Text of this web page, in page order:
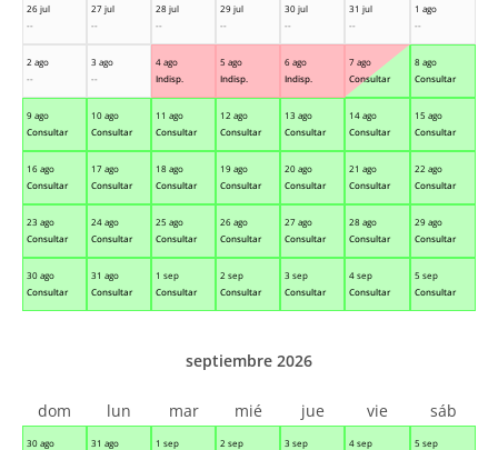
26 jul
--
27 jul
--
28 jul
--
29 jul
--
30 jul
--
31 jul
--
1 ago
--
2 ago
--
3 ago
--
4 ago
Indisp.
5 ago
Indisp.
6 ago
Indisp.
7 ago
Consultar
8 ago
Consultar
9 ago
Consultar
10 ago
Consultar
11 ago
Consultar
12 ago
Consultar
13 ago
Consultar
14 ago
Consultar
15 ago
Consultar
16 ago
Consultar
17 ago
Consultar
18 ago
Consultar
19 ago
Consultar
20 ago
Consultar
21 ago
Consultar
22 ago
Consultar
23 ago
Consultar
24 ago
Consultar
25 ago
Consultar
26 ago
Consultar
27 ago
Consultar
28 ago
Consultar
29 ago
Consultar
30 ago
Consultar
31 ago
Consultar
1 sep
Consultar
2 sep
Consultar
3 sep
Consultar
4 sep
Consultar
5 sep
Consultar
30 ago
31 ago
1 sep
2 sep
3 sep
4 sep
5 sep
septiembre 2026
dom lun mar mié jue vie sáb